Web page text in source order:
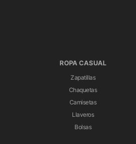
ROPA CASUAL
Zapatillas
Chaquetas
Camisetas
Llaveros
Bolsas